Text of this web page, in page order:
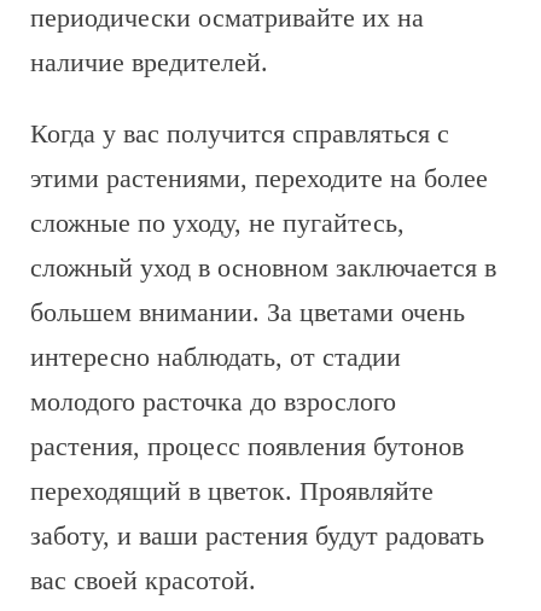
периодически осматривайте их на
наличие вредителей.
Когда у вас получится справляться с
этими растениями, переходите на более
сложные по уходу, не пугайтесь,
сложный уход в основном заключается в
большем внимании. За цветами очень
интересно наблюдать, от стадии
молодого расточка до взрослого
растения, процесс появления бутонов
переходящий в цветок. Проявляйте
заботу, и ваши растения будут радовать
вас своей красотой.